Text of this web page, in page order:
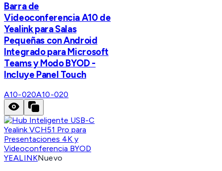
Barra de
Videoconferencia A10 de
Yealink para Salas
Pequeñas con Android
Integrado para Microsoft
Teams y Modo BYOD -
Incluye Panel Touch
A10-020A10-020
YEALINKNuevo